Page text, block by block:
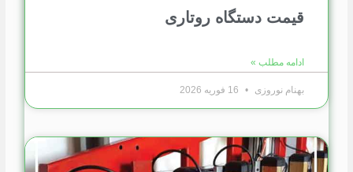
قیمت دستگاه روتاری
ادامه مطلب »
بهنام نوروزی